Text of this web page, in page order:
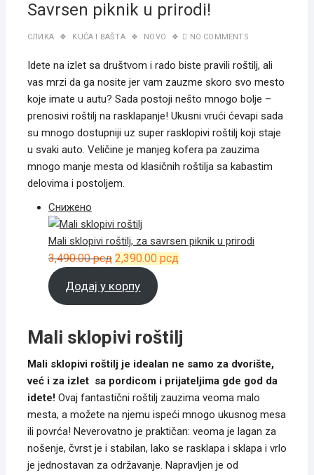
Savrsen piknik u prirodi!
СЛИКА KUĆA I BAŠTA NOVO NO COMMENTS
Idete na izlet sa društvom i rado biste pravili roštilj, ali
vas mrzi da ga nosite jer vam zauzme skoro svo mesto
koje imate u autu? Sada postoji nešto mnogo bolje –
prenosivi roštilj na rasklapanje! Ukusni vrući ćevapi sada
su mnogo dostupniji uz super rasklopivi roštilj koji staje
u svaki auto. Veličine je manjeg kofera pa zauzima
mnogo manje mesta od klasičnih roštilja sa kabastim
delovima i postoljem.
СниженоПроизвод
на
попусту
Mali sklopivi roštilj, za savrsen piknik u prirodi
3,490.00рсд Оригинална
је
била:
2,390.00 рсд
Додај у корпу
Mali sklopivi roštilj
Mali sklopivi roštilj je idealan ne samo za dvorište,
već i za izlet sa pordicom i prijateljima gde god da
idete! Ovaj fantastični roštilj zauzima veoma malo
mesta, a možete na njemu ispeći mnogo ukusnog mesa
ili povrća! Neverovatno je praktičan: veoma je lagan za
nošenje, čvrst je i stabilan, lako se rasklapa i sklapa i vrlo
je jednostavan za održavanje. Napravljen je od